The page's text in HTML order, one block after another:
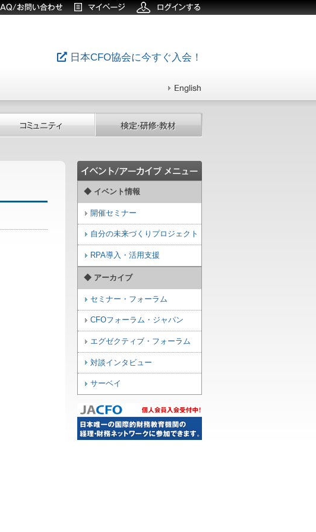
日本CFO協会に今すぐ入会！
◆ イベント情報
開催セミナー
自分の未来づくりプロジェクト
RPA導入・活用支援
◆ アーカイブ
セミナー・フォーラム
CFOフォーラム・ジャパン
エグゼクティブ・フォーラム
対談インタビュー
サーベイ